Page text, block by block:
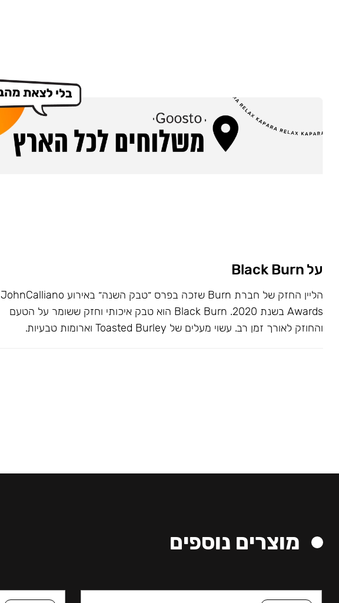
על Black Burn
הליין החזק של חברת Burn שזכה בפרס ״טבק השנה״ באירוע JohnCalliano
Awards בשנת 2020. Black Burn הוא טבק איכותי וחזק ששומר על הטעם
והחוזק לאורך זמן רב. עשוי מעלים של Toasted Burley וארומות טבעיות.
מוצרים נוספים